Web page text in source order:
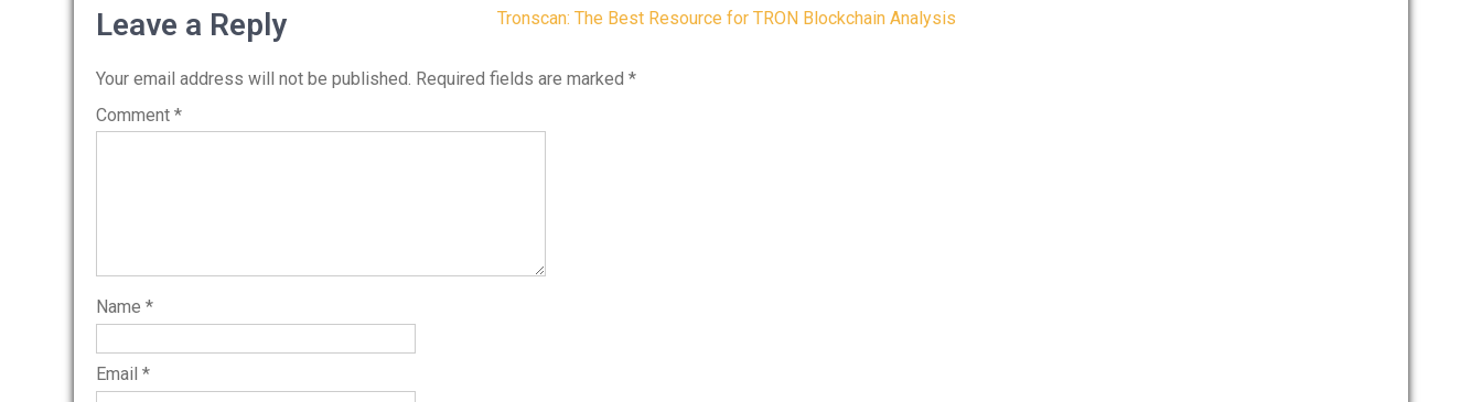
navigation
Tronscan: The Best Resource for TRON Blockchain Analysis
Leave a Reply
Your email address will not be published. Required fields are marked *
Comment *
Name *
Email *